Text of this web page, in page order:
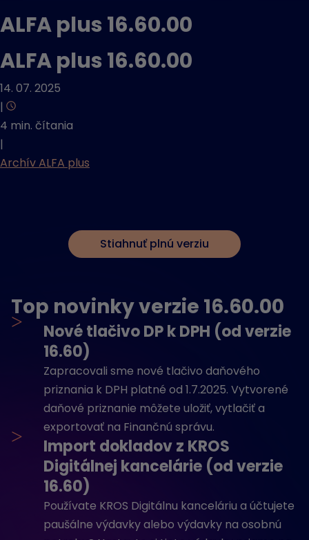
ALFA plus 16.60.00
ALFA plus 16.60.00
14. 07. 2025
|
4 min. čítania
|
Archív ALFA plus
Stiahnuť plnú verziu
Top novinky verzie 16.60.00
>
Nové tlačivo DP k DPH (od verzie
16.60)
Zapracovali sme nové tlačivo daňového
priznania k DPH platné od 1.7.2025. Vytvorené
daňové priznanie môžete uložiť, vytlačiť a
exportovať na Finančnú správu.
>
Import dokladov z KROS
Digitálnej kancelárie (od verzie
16.60)
Používate KROS Digitálnu kanceláriu a účtujete
paušálne výdavky alebo výdavky na osobnú